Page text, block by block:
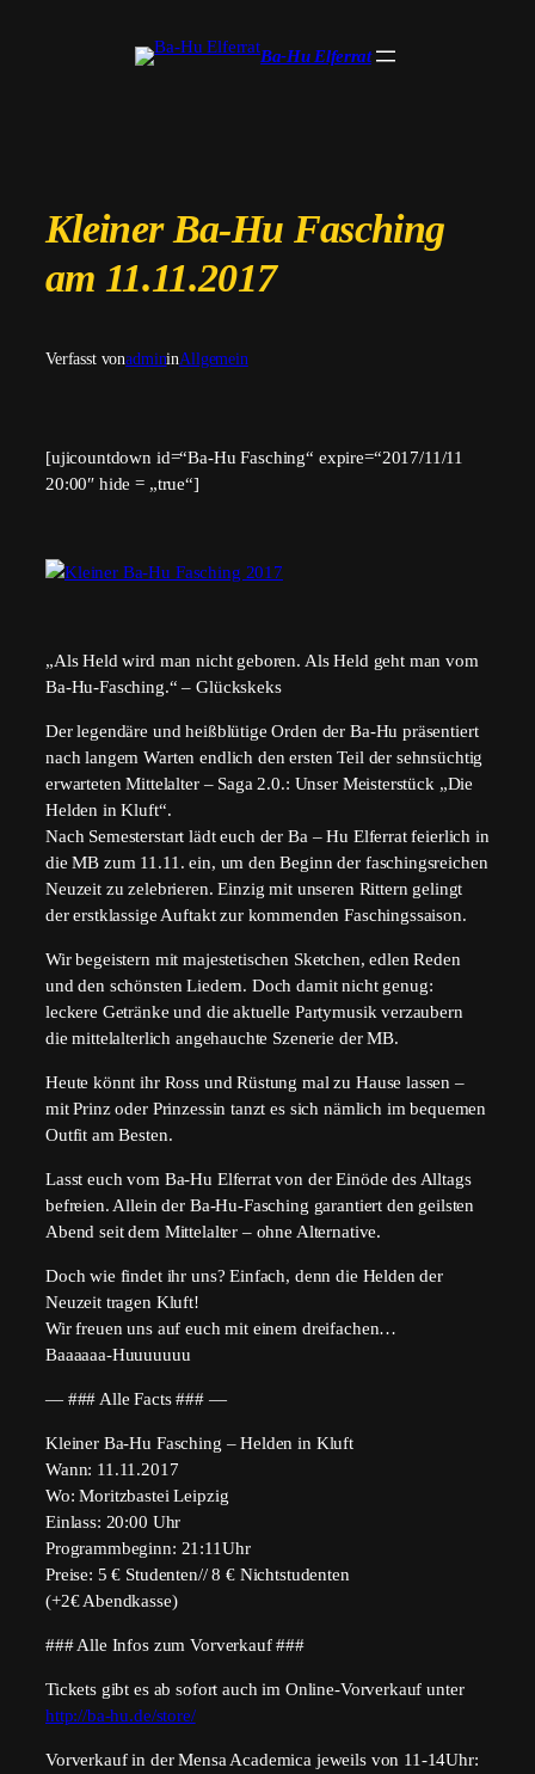
Ba-Hu Elferrat
Kleiner Ba-Hu Fasching
am 11.11.2017
Verfasst vonadmininAllgemein
[ujicountdown id=“Ba-Hu Fasching“ expire=“2017/11/11
20:00″ hide = „true“]
„Als Held wird man nicht geboren. Als Held geht man vom
Ba-Hu-Fasching.“ – Glückskeks
Der legendäre und heißblütige Orden der Ba-Hu präsentiert
nach langem Warten endlich den ersten Teil der sehnsüchtig
erwarteten Mittelalter – Saga 2.0.: Unser Meisterstück „Die
Helden in Kluft“.
Nach Semesterstart lädt euch der Ba – Hu Elferrat feierlich in
die MB zum 11.11. ein, um den Beginn der faschingsreichen
Neuzeit zu zelebrieren. Einzig mit unseren Rittern gelingt
der erstklassige Auftakt zur kommenden Faschingssaison.
Wir begeistern mit majestetischen Sketchen, edlen Reden
und den schönsten Liedern. Doch damit nicht genug:
leckere Getränke und die aktuelle Partymusik verzaubern
die mittelalterlich angehauchte Szenerie der MB.
Heute könnt ihr Ross und Rüstung mal zu Hause lassen –
mit Prinz oder Prinzessin tanzt es sich nämlich im bequemen
Outfit am Besten.
Lasst euch vom Ba-Hu Elferrat von der Einöde des Alltags
befreien. Allein der Ba-Hu-Fasching garantiert den geilsten
Abend seit dem Mittelalter – ohne Alternative.
Doch wie findet ihr uns? Einfach, denn die Helden der
Neuzeit tragen Kluft!
Wir freuen uns auf euch mit einem dreifachen…
Baaaaaa-Huuuuuuu
— ### Alle Facts ### —
Kleiner Ba-Hu Fasching – Helden in Kluft
Wann: 11.11.2017
Wo: Moritzbastei Leipzig
Einlass: 20:00 Uhr
Programmbeginn: 21:11Uhr
Preise: 5 € Studenten// 8 € Nichtstudenten
(+2€ Abendkasse)
### Alle Infos zum Vorverkauf ###
Tickets gibt es ab sofort auch im Online-Vorverkauf unter
http://ba-hu.de/store/
Vorverkauf in der Mensa Academica jeweils von 11-14Uhr: